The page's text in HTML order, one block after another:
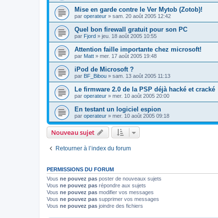
Mise en garde contre le Ver Mytob (Zotob)!
par operateur » sam. 20 août 2005 12:42
Quel bon firewall gratuit pour son PC
par Fjord » jeu. 18 août 2005 10:55
Attention faille importante chez microsoft!
par Matt » mer. 17 août 2005 19:48
iPod de Microsoft ?
par BF_Bibou » sam. 13 août 2005 11:13
Le firmware 2.0 de la PSP déjà hacké et cracké
par operateur » mer. 10 août 2005 20:00
En testant un logiciel espion
par operateur » mer. 10 août 2005 09:18
Nouveau sujet
Retourner à l’index du forum
PERMISSIONS DU FORUM
Vous ne pouvez pas poster de nouveaux sujets
Vous ne pouvez pas répondre aux sujets
Vous ne pouvez pas modifier vos messages
Vous ne pouvez pas supprimer vos messages
Vous ne pouvez pas joindre des fichiers